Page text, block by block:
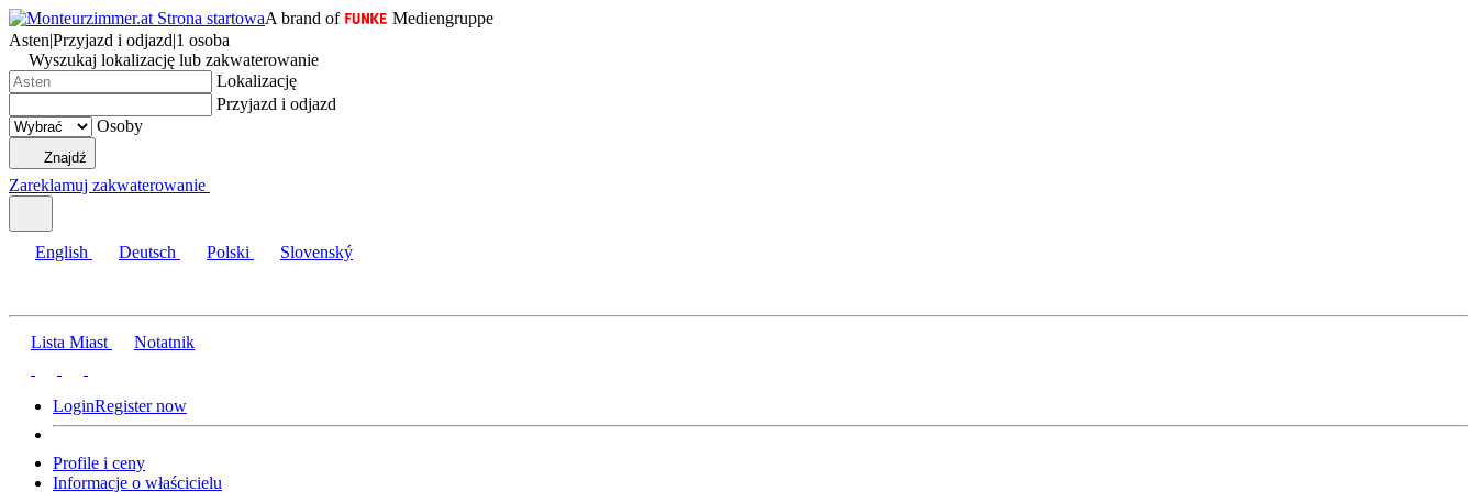
A brand of
Mediengruppe
Asten|Przyjazd i odjazd|1 osoba
Wyszukaj lokalizację lub zakwaterowanie
Lokalizację
Przyjazd i odjazd
Osoby
Znajdź
Zareklamuj zakwaterowanie
English Deutsch Polski Slovenský
Lista Miast Notatnik
LoginRegister now
Profile i ceny
Informacje o właścicielu